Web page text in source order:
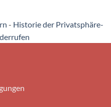
- Historie der Privatsphäre-